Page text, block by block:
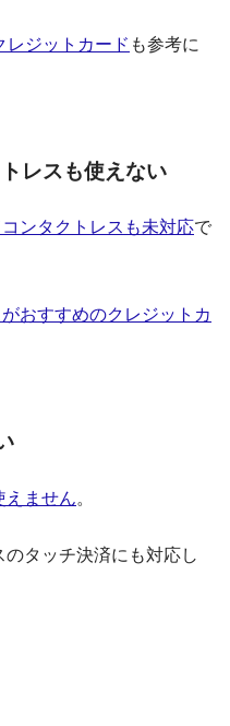
レジットカード も参考に
レスも使えない
ンタクトレスも未対応で
おすすめのクレジットカ
えません。
タッチ決済にも対応し